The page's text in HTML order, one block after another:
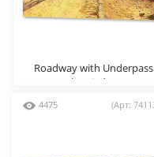
Roadway with Underpass
The Viaduct
4475 (Арт: